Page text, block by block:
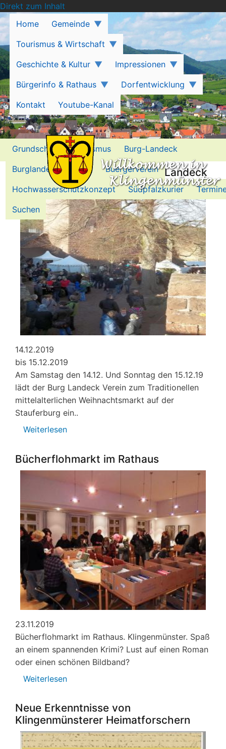
Direkt zum Inhalt
Home
Gemeinde
Tourismus & Wirtschaft
Geschichte & Kultur
Impressionen
Bürgerinfo & Rathaus
Dorfentwicklung
Kontakt
Youtube-Kanal
Grundschule Tourismus
Burg-Landeck
Burglandeck-Stiftung
Buergerverein
Hochwasserschutzkonzept
Südpfalzkurier
Suchen
Mittelaltermarkt auf der Burg Landeck
14.12.2019
bis 15.12.2019
Am Samstag den 14.12. Und Sonntag den 15.12.19
lädt der Burg Landeck Verein zum Traditionellen
mittelalterlichen Weihnachtsmarkt auf der
Stauferburg ein..
Weiterlesen
auf
Landeck
Bücherflohmarkt im Rathaus
23.11.2019
Bücherflohmarkt im Rathaus. Klingenmünster. Spaß
an einem spannenden Krimi? Lust auf einen Roman
oder einen schönen Bildband?
Weiterlesen
im
Rathaus
Neue Erkenntnisse von
Klingenmünsterer Heimatforschern